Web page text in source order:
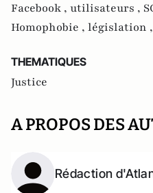
Facebook , utilisateurs ,
Homophobie , législation ,
THEMATIQUES
Justice
A PROPOS DES
Rédaction